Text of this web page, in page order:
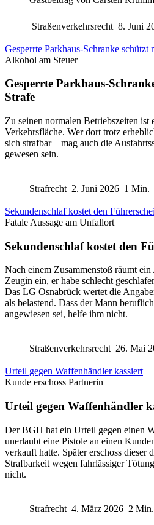
Straßenverkehrsrecht 8. Juni
Gesperrte Parkhaus-Schranke schützt
Alkohol am Steuer
Gesperrte Parkhaus-
Strafe
Zu seinen normalen Betriebszeiten ist
Verkehrsfläche. Wer dort trotz
sich strafbar – mag auch die
gewesen sein.
Strafrecht 2. Juni 2026 1 Min.
Sekundenschlaf kostet den
Fatale Aussage am Unfallort
Sekundenschlaf kostet den
Nach einem Zusammenstoß räumt
Zeugin ein, er habe schlecht
Das LG Osnabrück wertet die
als belastend. Dass der Mann
angewiesen sei, helfe ihm nicht.
Straßenverkehrsrecht 26. Mai
Urteil gegen Waffenhändler kassiert
Kunde erschoss Partnerin
Urteil gegen Waffenhändler
Der BGH hat ein Urteil gegen einen
unerlaubt eine Pistole an einen
verkauft hatte. Später erschoss dieser
Strafbarkeit wegen fahrlässiger
nicht.
Strafrecht 4. März 2026 2 Min.